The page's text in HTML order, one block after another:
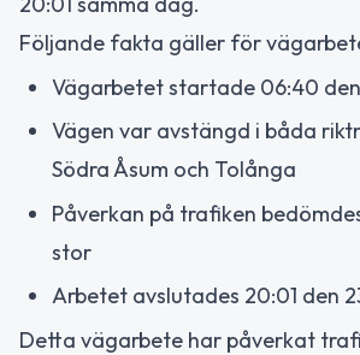
Följande fakta gäller för
Vägarbetet startade 06:40
Vägen var avstängd i båda
Södra Åsum och Tolånga
Påverkan på trafiken
stor
Arbetet avslutades 20:01 den
Detta vägarbete har påverkat